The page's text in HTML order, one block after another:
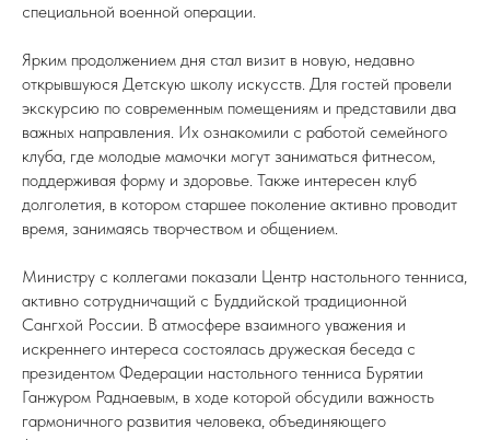
специальной военной операции.
Ярким продолжением дня стал визит в новую, недавно
открывшуюся Детскую школу искусств. Для гостей провели
экскурсию по современным помещениям и представили два
важных направления. Их ознакомили с работой семейного
клуба, где молодые мамочки могут заниматься фитнесом,
поддерживая форму и здоровье. Также интересен клуб
долголетия, в котором старшее поколение активно проводит
время, занимаясь творчеством и общением.
Министру с коллегами показали Центр настольного тенниса,
активно сотрудничащий с Буддийской традиционной
Сангхой России. В атмосфере взаимного уважения и
искреннего интереса состоялась дружеская беседа с
президентом Федерации настольного тенниса Бурятии
Ганжуром Раднаевым, в ходе которой обсудили важность
гармоничного развития человека, объединяющего